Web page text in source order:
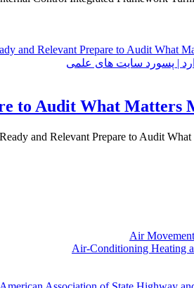
| پسورد سایت های علمی
Air
Air-Conditioning Heating